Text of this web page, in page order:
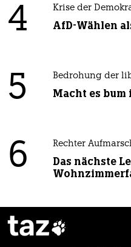
4 Krise der
AfD-Wählen
5 Bedrohung der
Macht es bum
6 Rechter
Das nächste
taz